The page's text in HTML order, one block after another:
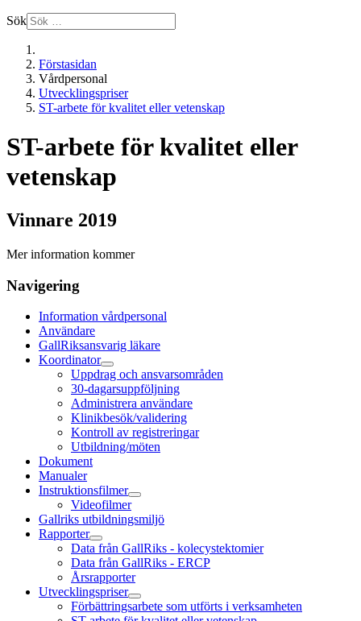
Sök
Förstasidan
Vårdpersonal
Utvecklingspriser
ST-arbete för kvalitet eller vetenskap
ST-arbete för kvalitet eller
vetenskap
Vinnare 2019
Mer information kommer
Navigering
Information vårdpersonal
Användare
GallRiksansvarig läkare
Koordinator
Uppdrag och ansvarsområden
30-dagarsuppföljning
Administrera användare
Klinikbesök/validering
Kontroll av registreringar
Utbildning/möten
Dokument
Manualer
Instruktionsfilmer
Videofilmer
Gallriks utbildningsmiljö
Rapporter
Data från GallRiks - kolecystektomier
Data från GallRiks - ERCP
Årsrapporter
Utvecklingspriser
Förbättringsarbete som utförts i verksamheten